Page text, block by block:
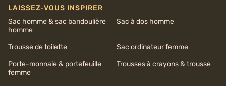
LAISSEZ-VOUS INSPIRER
Sac homme & sac bandoulière
homme
Sac à dos homme
Trousse de toilette
Sac ordinateur femme
Porte-monnaie & portefeuille
femme
Trousses à crayons & trousse